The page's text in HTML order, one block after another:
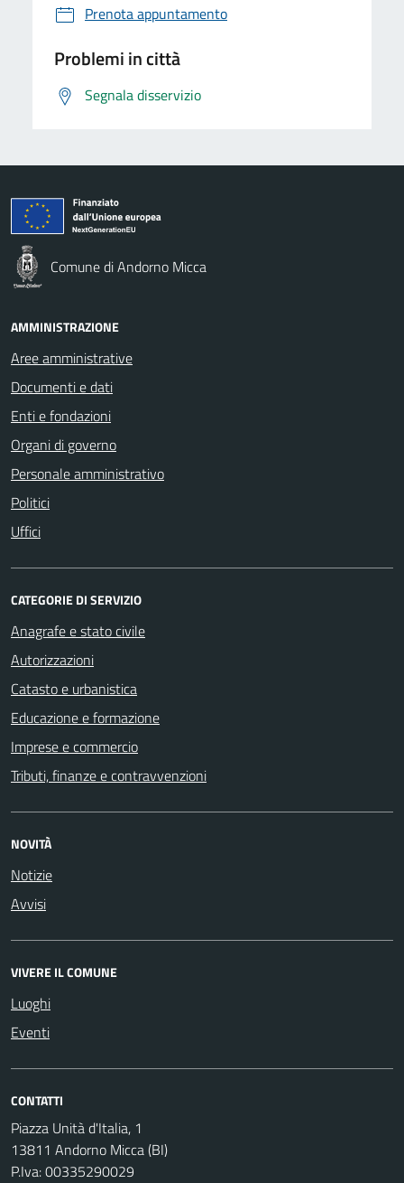
Prenota appuntamento
Problemi in città
Segnala disservizio
Comune di Andorno Micca
AMMINISTRAZIONE
Aree amministrative
Documenti e dati
Enti e fondazioni
Organi di governo
Personale amministrativo
Politici
Uffici
CATEGORIE DI SERVIZIO
Anagrafe e stato civile
Autorizzazioni
Catasto e urbanistica
Educazione e formazione
Imprese e commercio
Tributi, finanze e contravvenzioni
NOVITÀ
Notizie
Avvisi
VIVERE IL COMUNE
Luoghi
Eventi
CONTATTI
Piazza Unità d'Italia, 1
13811 Andorno Micca (BI)
P.Iva: 00335290029